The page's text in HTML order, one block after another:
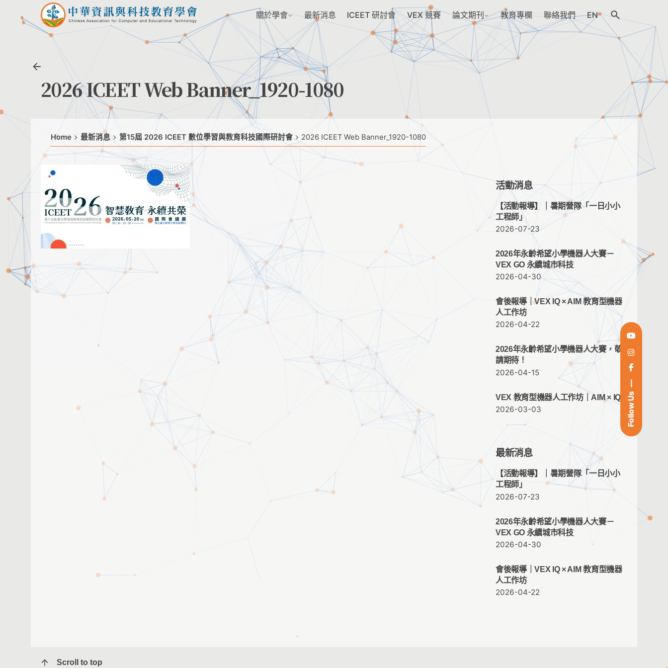
Follow Us
關於學會 最新消息 ICEET 研討會 VEX 競賽 論文期刊 教育專欄 聯絡我們 EN
2026 ICEET Web Banner_1920-1080
Home 最新消息 第15屆 2026 ICEET 數位學習與教育科技國際研討會 2026 ICEET Web Banner_1920-1080
活動消息
【活動報導】｜暑期營隊「一日小小
工程師」
2026-07-23
2026年永齡希望小學機器人大賽－
VEX GO 永續城市科技
2026-04-30
會後報導｜VEX IQ × AIM 教育型機器
人工作坊
2026-04-22
2026年永齡希望小學機器人大賽，敬
請期待！
2026-04-15
VEX 教育型機器人工作坊｜AIM × IQ
2026-03-03
最新消息
【活動報導】｜暑期營隊「一日小小
工程師」
2026-07-23
2026年永齡希望小學機器人大賽－
VEX GO 永續城市科技
2026-04-30
會後報導｜VEX IQ × AIM 教育型機器
人工作坊
2026-04-22
Scroll to top